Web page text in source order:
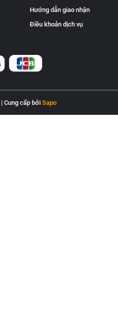
Hướng dẫn giao nhận
Điều khoản dịch vụ
| Cung cấp bởi Sapo